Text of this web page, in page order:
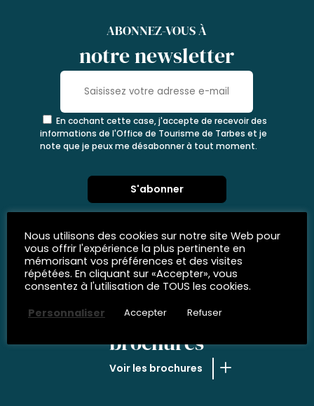
ABONNEZ-VOUS À
notre newsletter
En cochant cette case, j'accepte de recevoir des
informations de l'Office de Tourisme de Tarbes et je
note que je peux me désabonner à tout moment.
NOS
brochures
Voir les brochures
Nous utilisons des cookies sur notre site Web pour
vous offrir l'expérience la plus pertinente en
mémorisant vos préférences et des visites
répétées. En cliquant sur «Accepter», vous
consentez à l'utilisation de TOUS les cookies.
Personnaliser
Accepter Refuser